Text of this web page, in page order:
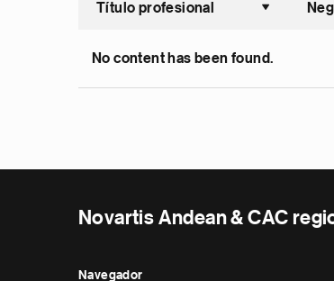
Título profesional
No content has been found.
Novartis Andean & CAC
Navegador